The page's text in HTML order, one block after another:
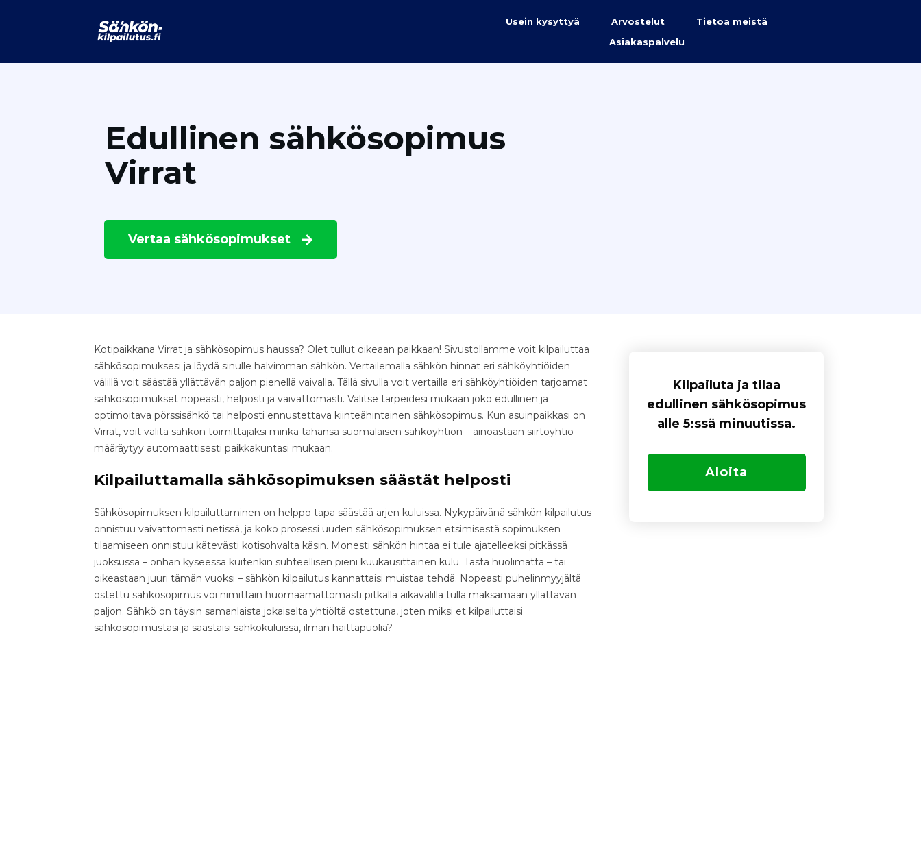
Usein kysyttyä Arvostelut
Tietoa meistä
Asiakaspalvelu
Edullinen sähkösopimus
Virrat
Vertaa sähkösopimukset
Kotipaikkana Virrat ja sähkösopimus haussa? Olet tullut oikeaan paikkaan! Sivustollamme voit kilpailuttaa
sähkösopimuksesi ja löydä sinulle halvimman sähkön. Vertailemalla sähkön hinnat eri sähköyhtiöiden
välillä voit säästää yllättävän paljon pienellä vaivalla. Tällä sivulla voit vertailla eri sähköyhtiöiden tarjoamat
sähkösopimukset nopeasti, helposti ja vaivattomasti. Valitse tarpeidesi mukaan joko edullinen ja
optimoitava pörssisähkö tai helposti ennustettava kiinteähintainen sähkösopimus. Kun asuinpaikkasi on
Virrat, voit valita sähkön toimittajaksi minkä tahansa suomalaisen sähköyhtiön – ainoastaan siirtoyhtiö
määräytyy automaattisesti paikkakuntasi mukaan.
Kilpailuttamalla sähkösopimuksen säästät helposti
Sähkösopimuksen kilpailuttaminen on helppo tapa säästää arjen kuluissa. Nykypäivänä sähkön kilpailutus
onnistuu vaivattomasti netissä, ja koko prosessi uuden sähkösopimuksen etsimisestä sopimuksen
tilaamiseen onnistuu kätevästi kotisohvalta käsin. Monesti sähkön hintaa ei tule ajatelleeksi pitkässä
juoksussa – onhan kyseessä kuitenkin suhteellisen pieni kuukausittainen kulu. Tästä huolimatta – tai
oikeastaan juuri tämän vuoksi – sähkön kilpailutus kannattaisi muistaa tehdä. Nopeasti puhelinmyyjältä
ostettu sähkösopimus voi nimittäin huomaamattomasti pitkällä aikavälillä tulla maksamaan yllättävän
paljon. Sähkö on täysin samanlaista jokaiselta yhtiöltä ostettuna, joten miksi et kilpailuttaisi
sähkösopimustasi ja säästäisi sähkökuluissa, ilman haittapuolia?
Kilpailuta ja tilaa
edullinen sähkösopimus
alle 5:ssä minuutissa.
Aloita